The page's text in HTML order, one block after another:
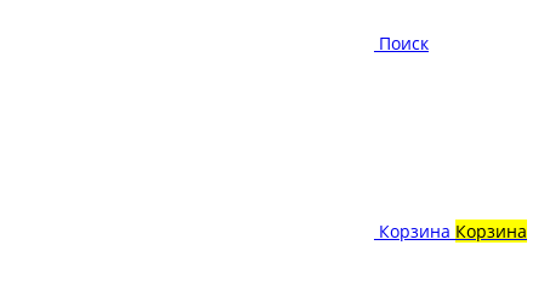
Поиск
Корзина Корзина